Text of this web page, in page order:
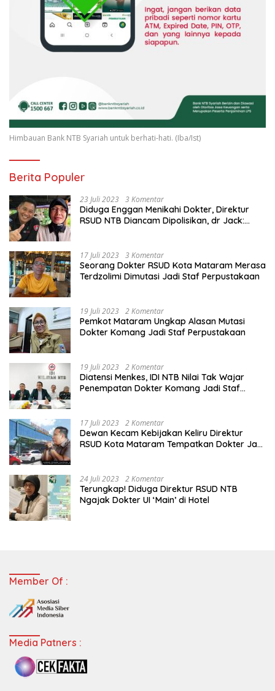
Himbauan Bank NTB Syariah untuk berhati-hati. (Iba/Ist)
Berita Populer
23 Juli 2023 3 Komentar
Diduga Enggan Menikahi Dokter, Direktur
RSUD NTB Diancam Dipolisikan, dr Jack:
17 Juli 2023 3 Komentar
Seorang Dokter RSUD Kota Mataram Merasa
Terdzolimi Dimutasi Jadi Staf Perpustakaan
19 Juli 2023 2 Komentar
Pemkot Mataram Ungkap Alasan Mutasi
Dokter Komang Jadi Staf Perpustakaan
19 Juli 2023 2 Komentar
Diatensi Menkes, IDI NTB Nilai Tak Wajar
Penempatan Dokter Komang Jadi Staf
17 Juli 2023 2 Komentar
Dewan Kecam Kebijakan Keliru Direktur
RSUD Kota Mataram Tempatkan Dokter Jadi
24 Juli 2023 2 Komentar
Terungkap! Diduga Direktur RSUD NTB
Ngajak Dokter UI ‘Main’ di Hotel
Member Of :
Media Patners :